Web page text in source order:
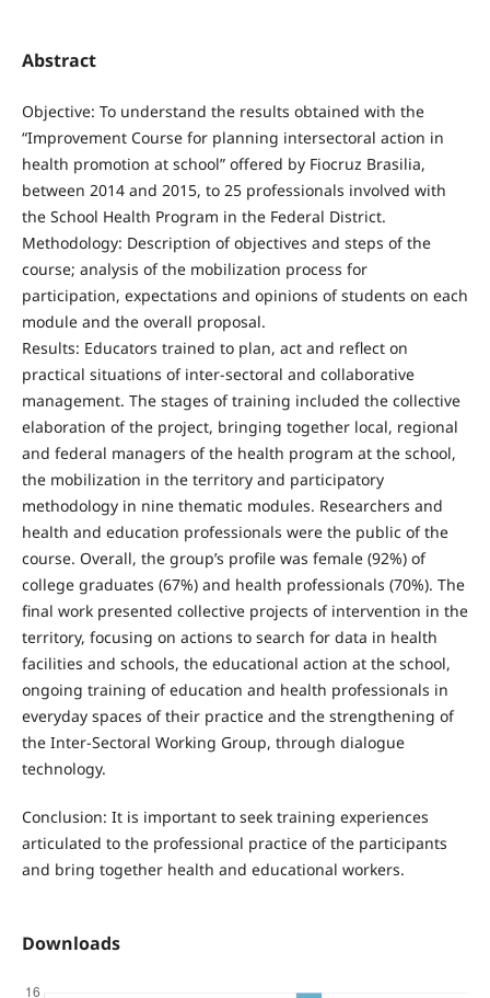
Abstract
Objective: To understand the results obtained with the
“Improvement Course for planning intersectoral action in
health promotion at school” offered by Fiocruz Brasilia,
between 2014 and 2015, to 25 professionals involved with
the School Health Program in the Federal District.
Methodology: Description of objectives and steps of the
course; analysis of the mobilization process for
participation, expectations and opinions of students on each
module and the overall proposal.
Results: Educators trained to plan, act and reflect on
practical situations of inter‑sectoral and collaborative
management. The stages of training included the collective
elaboration of the project, bringing together local, regional
and federal managers of the health program at the school,
the mobilization in the territory and participatory
methodology in nine thematic modules. Researchers and
health and education professionals were the public of the
course. Overall, the group’s profile was female (92%) of
college graduates (67%) and health professionals (70%). The
final work presented collective projects of intervention in the
territory, focusing on actions to search for data in health
facilities and schools, the educational action at the school,
ongoing training of education and health professionals in
everyday spaces of their practice and the strengthening of
the Inter‑Sectoral Working Group, through dialogue
technology.
Conclusion: It is important to seek training experiences
articulated to the professional practice of the participants
and bring together health and educational workers.
Downloads